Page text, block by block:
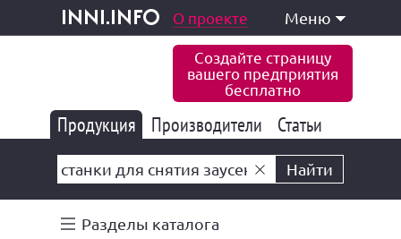
inni.info
и услуги О проекте Меню
Создайте страницу
вашего предприятия
бесплатно
Продукция 177 835
Производители 6 771
Статьи
Найти
Разделы каталога